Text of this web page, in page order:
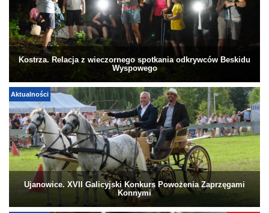
Kostrza. Relacja z wieczornego spotkania odkrywców Beskidu
Wyspowego
Aktualności
Ujanowice. XVII Galicyjski Konkurs Powożenia Zaprzęgami
Konnymi